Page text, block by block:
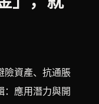
險資產、抗通脹
：應用潛力與開